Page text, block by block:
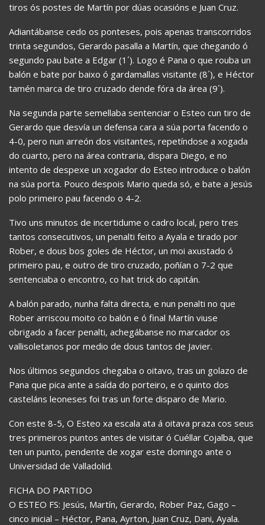
tiros ós postes de Martín por dúas ocasións e Juan Cruz.
Adiantábanse cedo os ponteses, pois apenas transcorridos
trinta segundos, Gerardo pasalla a Martín, que chegando ó
segundo pau bate a Edgar (1´). Logo é Pana o que rouba un
balón e bate por baixo ó gardamallas visitante (8´), e Héctor
tamén marca de tiro cruzado dende fóra da área (9´).
Na segunda parte semellaba sentenciar o Esteo cun tiro de
Gerardo que desvía un defensa cara a súa porta facendo o
4-0, pero nun arreón dos visitantes, repetíndose a xogada
do cuarto, pero na área contraria, dispara Diego, e no
intento de despexe un xogador do Esteo introduce o balón
na súa porta. Pouco despois Mario queda só, e bate a Jesús
polo primeiro pau facendo o 4-2.
Tivo uns minutos de incertidume o cadro local, pero tres
tantos consecutivos, un penalti feito a Ayala e tirado por
Rober, e dous bos goles de Héctor, un moi axustado ó
primeiro pau, e outro de tiro cruzado, poñían o 7-2 que
sentenciaba o encontro, co hat trick do capitán.
A balón parado, nunha falta directa, e nun penalti no que
Rober arriscou moito co balón e ó final Martín viuse
obrigado a facer penalti, achegábanse no marcador os
vallisoletanos por medio de dous tantos de Javier.
Nos últimos segundos chegaba o oitavo, tras un golazo de
Pana que pica ante a saída do porteiro, e o quinto dos
casteláns leoneses foi tras un forte disparo de Mario.
Con este 8-5, O Esteo xa escala ata á oitava praza cos seus
tres primeiros puntos antes de visitar ó Cuéllar Cojalba, que
ten un punto, pendente de xogar este domingo ante o
Universidad de Valladolid.
FICHA DO PARTIDO
O ESTEO FS: Jesús, Martín, Gerardo, Rober Paz, Gago –
cinco inicial – Héctor, Pana, Ayrton, Juan Cruz, Dani, Ayala.